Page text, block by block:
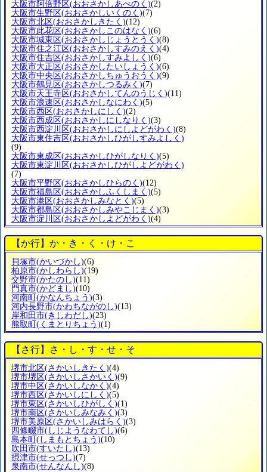
大阪市阿倍野区(おおさかしあべのく)(2)
大阪市生野区(おおさかしいくのく)(7)
大阪市北区(おおさかしきたく)(12)
大阪市此花区(おおさかしこのはなく)(6)
大阪市城東区(おおさかしじょうとうく)(8)
大阪市住之江区(おおさかしすみのえく)(4)
大阪市住吉区(おおさかしすみよしく)(6)
大阪市大正区(おおさかしたいしょうく)(6)
大阪市中央区(おおさかしちゅうおうく)(9)
大阪市鶴見区(おおさかしつるみく)(7)
大阪市天王寺区(おおさかしてんのうじく)(11)
大阪市浪速区(おおさかしなにわく)(5)
大阪市西区(おおさかしにしく)(2)
大阪市西成区(おおさかしにしなりく)(3)
大阪市西淀川区(おおさかしにしよどがわく)(8)
大阪市東住吉区(おおさかしひがしすみよしく)
(9)
大阪市東成区(おおさかしひがしなりく)(5)
大阪市東淀川区(おおさかしひがしよどがわく)
(7)
大阪市平野区(おおさかしひらのく)(12)
大阪市福島区(おおさかしふくしまく)(5)
大阪市港区(おおさかしみなとく)(5)
大阪市都島区(おおさかしみやこじまく)(3)
大阪市淀川区(おおさかしよどがわく)(4)
【か行】か・き・く・け・こ
貝塚市(かいづかし)(6)
柏原市(かしわらし)(19)
交野市(かたのし)(11)
門真市(かどまし)(10)
河南町 (かなんちょう)(3)
河内長野市(かわちながのし)(13)
岸和田市(きしわだし)(23)
熊取町 (くまとりちょう)(1)
【さ行】さ・し・す・せ・そ
堺市北区(さかいしきたく)(4)
堺市堺区(さかいしさかいく)(9)
堺市中区(さかいしなかく)(4)
堺市西区(さかいしにしく)(5)
堺市東区(さかいしひがしく)(1)
堺市南区(さかいしみなみく)(3)
堺市美原区(さかいしみはらく)(3)
四條畷市(しじようなわてし)(6)
島本町 (しまもとちょう)(10)
吹田市(すいたし)(13)
摂津市(せっつし)(7)
泉南市(せんなんし)(8)